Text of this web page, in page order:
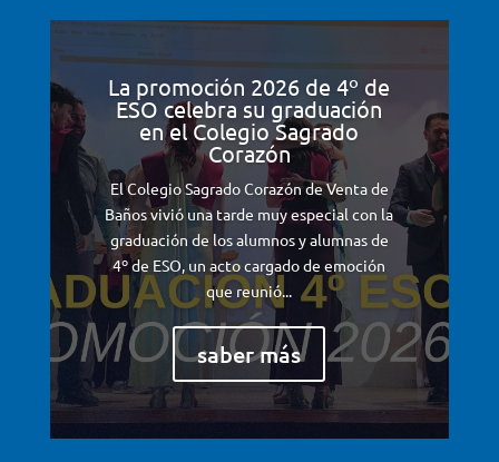
La promoción 2026 de 4º de
ESO celebra su graduación
en el Colegio Sagrado
Corazón
El Colegio Sagrado Corazón de Venta de
Baños vivió una tarde muy especial con la
graduación de los alumnos y alumnas de
4º de ESO, un acto cargado de emoción
que reunió...
saber más